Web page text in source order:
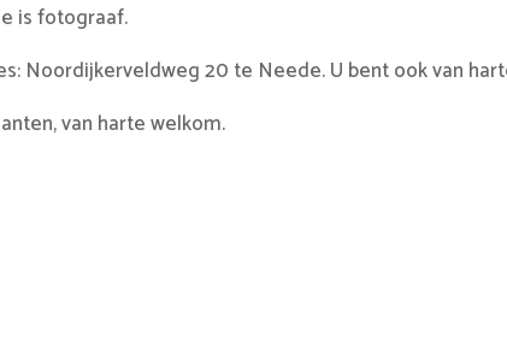
is fotograaf.
Noordijkerveldweg 20 te Neede. U bent ook van
van harte welkom.